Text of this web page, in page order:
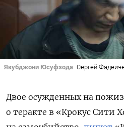
Якубджони Юсуфзода Сергей
Двое осужденных на
о теракте в «Крокус Сити